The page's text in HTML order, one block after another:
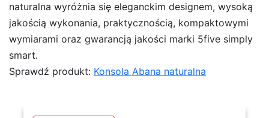
naturalna wyróżnia się eleganckim designem, wysoką
jakością wykonania, praktycznością, kompaktowymi
wymiarami oraz gwarancją jakości marki 5five simply
smart.
Sprawdź produkt: Konsola Abana naturalna